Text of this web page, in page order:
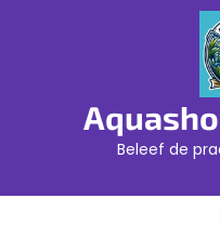
Beleef de